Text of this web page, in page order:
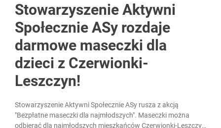
Stowarzyszenie Aktywni
Społecznie ASy rozdaje
darmowe maseczki dla
dzieci z Czerwionki-
Leszczyn!
Stowarzyszenie Aktywni Społecznie ASy rusza z akcją
"Bezpłatne maseczki dla najmłodszych". Maseczki można
odbierać dla najmłodszych mieszkańców Czerwionki-Leszczyn